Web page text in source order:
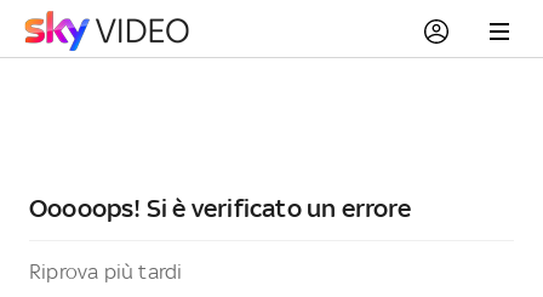
Ooooops! Si è verificato un errore
Riprova più tardi